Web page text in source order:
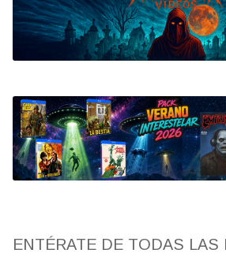
Bluray
Clasificada S
artwork
fantaterror
Jesús Franco
ENTÉRATE DE TODAS LAS